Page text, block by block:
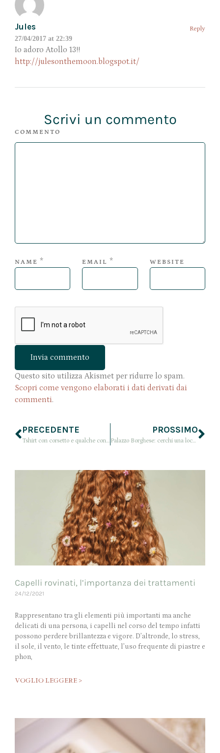
Jules
27/04/2017 at 22:39
Reply
Io adoro Atollo 13!!
http://julesonthemoon.blogspot.it/
Scrivi un commento
COMMENTO
NAME * EMAIL * WEBSITE
Questo sito utilizza Akismet per ridurre lo spam.
Scopri come vengono elaborati i dati derivati dai
commenti.
PRECEDENTE
Tshirt con corsetto e qualche considerazione su GIRLBOSS: perchè dovete assolutamente vederelo!
PROSSIMO
Palazzo Borghese: cerchi una location per un matrimonio a Firenze? Scoprila qui!
Capelli rovinati, l’importanza dei trattamenti
24/12/2021
Rappresentano tra gli elementi più importanti ma anche
delicati di una persona, i capelli nel corso del tempo infatti
possono perdere brillantezza e vigore. D’altronde, lo stress,
il sole, il vento, le tinte effettuate, l’uso frequente di piastre e
phon,
VOGLIO LEGGERE >